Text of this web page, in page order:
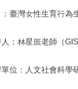
：臺灣女性生育行為
人：林星辰老師（
單位：人文社會科學